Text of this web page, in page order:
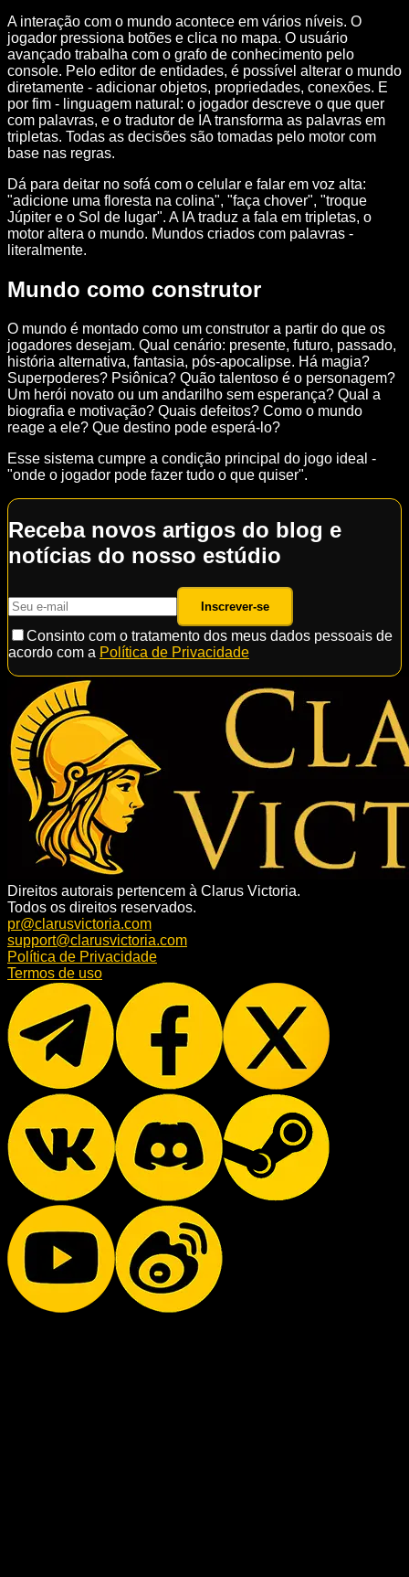
A interação com o mundo acontece em vários níveis. O
jogador pressiona botões e clica no mapa. O usuário
avançado trabalha com o grafo de conhecimento pelo
console. Pelo editor de entidades, é possível alterar o mundo
diretamente - adicionar objetos, propriedades, conexões. E
por fim - linguagem natural: o jogador descreve o que quer
com palavras, e o tradutor de IA transforma as palavras em
tripletas. Todas as decisões são tomadas pelo motor com
base nas regras.
Dá para deitar no sofá com o celular e falar em voz alta:
"adicione uma floresta na colina", "faça chover", "troque
Júpiter e o Sol de lugar". A IA traduz a fala em tripletas, o
motor altera o mundo. Mundos criados com palavras -
literalmente.
Mundo como construtor
O mundo é montado como um construtor a partir do que os
jogadores desejam. Qual cenário: presente, futuro, passado,
história alternativa, fantasia, pós-apocalipse. Há magia?
Superpoderes? Psiônica? Quão talentoso é o personagem?
Um herói novato ou um andarilho sem esperança? Qual a
biografia e motivação? Quais defeitos? Como o mundo
reage a ele? Que destino pode esperá-lo?
Esse sistema cumpre a condição principal do jogo ideal -
"onde o jogador pode fazer tudo o que quiser".
Receba novos artigos do blog e
notícias do nosso estúdio
Inscrever-se
Consinto com o tratamento dos meus dados pessoais de
acordo com a Política de Privacidade
Direitos autorais pertencem à Clarus Victoria.
Todos os direitos reservados.
pr@clarusvictoria.com
support@clarusvictoria.com
Política de Privacidade
Termos de uso